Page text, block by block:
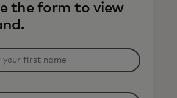
the form to view